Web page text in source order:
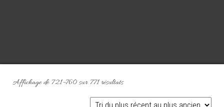
Affichage de 721–760 sur 771 résultatsTrié du plus récent au plus ancien